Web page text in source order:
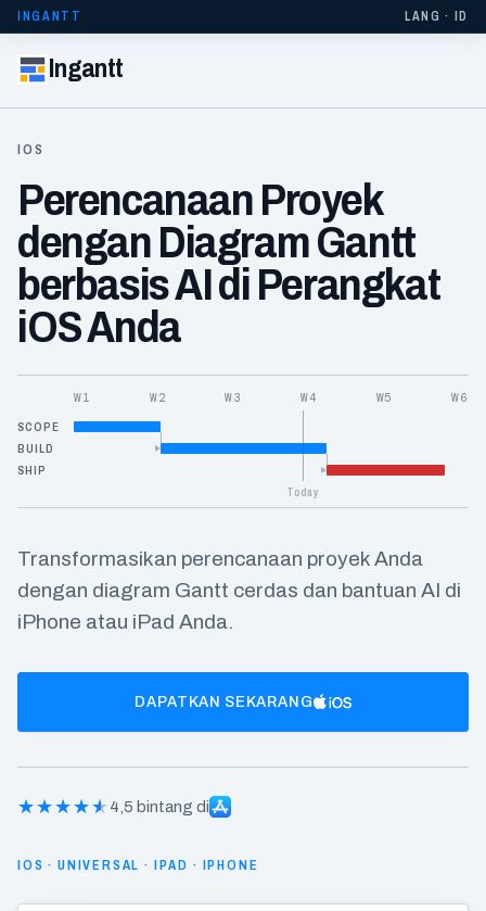
INGANTT LANG · ID
Ingantt
IOS
Perencanaan Proyek
dengan Diagram Gantt
berbasis AI di Perangkat
iOS Anda
W1 W2 W3 W4 W5 W6
SCOPE
BUILD
SHIP
Transformasikan perencanaan proyek Anda
dengan diagram Gantt cerdas dan bantuan AI di
iPhone atau iPad Anda.
DAPATKAN SEKARANG
4,5 bintang di